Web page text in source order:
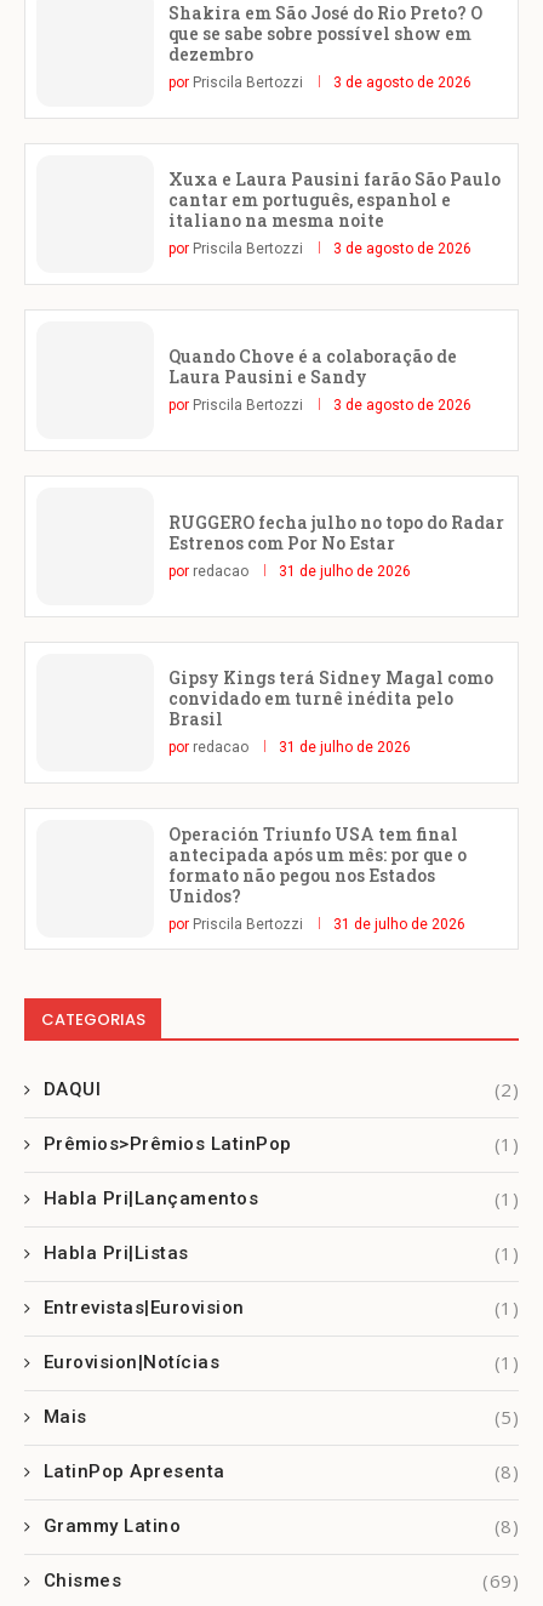
Shakira em São José do Rio Preto? O
que se sabe sobre possível show em
dezembro
por Priscila Bertozzi 3 de agosto de 2026
Xuxa e Laura Pausini farão São Paulo
cantar em português, espanhol e
italiano na mesma noite
por Priscila Bertozzi 3 de agosto de 2026
Quando Chove é a colaboração de
Laura Pausini e Sandy
por Priscila Bertozzi 3 de agosto de 2026
RUGGERO fecha julho no topo do Radar
Estrenos com Por No Estar
por redacao 31 de julho de 2026
Gipsy Kings terá Sidney Magal como
convidado em turnê inédita pelo
Brasil
por redacao 31 de julho de 2026
Operación Triunfo USA tem final
antecipada após um mês: por que o
formato não pegou nos Estados
Unidos?
por Priscila Bertozzi 31 de julho de 2026
CATEGORIAS
DAQUI (2)
Prêmios>Prêmios LatinPop (1)
Habla Pri|Lançamentos (1)
Habla Pri|Listas (1)
Entrevistas|Eurovision (1)
Eurovision|Notícias (1)
Mais (5)
LatinPop Apresenta (8)
Grammy Latino (8)
Chismes (69)